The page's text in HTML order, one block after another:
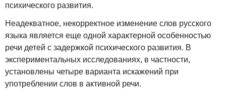
психического развития.
Неадекватное, некорректное изменение слов русского
языка является еще одной характерной особенностью
речи детей с задержкой психического развития. В
экспериментальных исследованиях, в частности,
установлены четыре варианта искажений при
употреблении слов в активной речи.